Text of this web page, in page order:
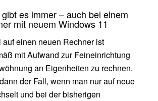
es immer – auch bei einem
mit neuem Windows 11
auf einen neuen Rechner ist
mit Aufwand zur Feineinrichtung
an Eigenheiten zu rechnen.
der Fall, wenn man nur auf neue
und bei der bisherigen